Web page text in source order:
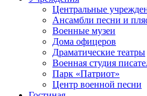
Центральные
Ансамбли песни и
Военные музеи
Дома офицеров
Драматические театры
Военная студия
Парк «Патриот»
Центр военной песни